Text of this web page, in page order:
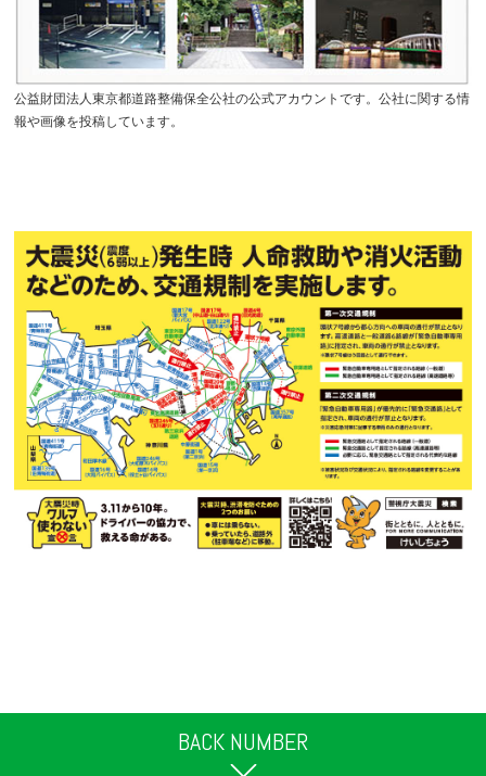
公益財団法人東京都道路整備保全公社の公式アカウントです。公社に関する情
報や画像を投稿しています。
BACK NUMBER